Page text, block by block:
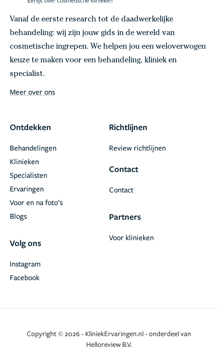
Vanaf de eerste research tot de daadwerkelijke
behandeling: wij zijn jouw gids in de wereld van
cosmetische ingrepen. We helpen jou een weloverwogen
keuze te maken voor een behandeling, kliniek en
specialist.
Meer over ons
Ontdekken
Behandelingen
Klinieken
Specialisten
Ervaringen
Voor en na foto’s
Blogs
Volg ons
Facebook
Instagram
Richtlijnen
Review richtlijnen
Contact
Contact
Partners
Voor klinieken
Copyright © 2026 - KliniekErvaringen.nl - onderdeel van
Helloreview B.V.